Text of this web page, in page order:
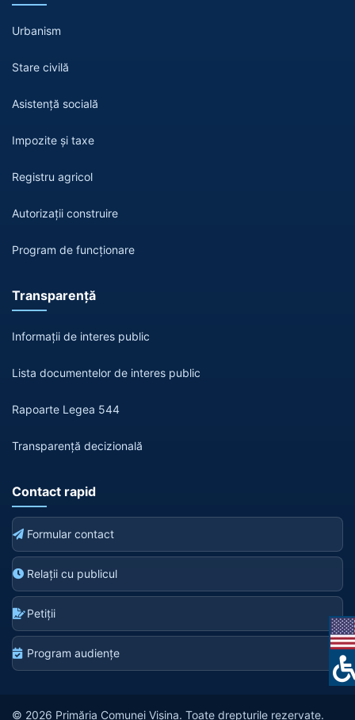
Urbanism
Stare civilă
Asistență socială
Impozite și taxe
Registru agricol
Autorizații construire
Program de funcționare
Transparență
Informații de interes public
Lista documentelor de interes public
Rapoarte Legea 544
Transparență decizională
Contact rapid
Formular contact
Relații cu publicul
Petiții
Program audiențe
© 2026 Primăria Comunei Vișina. Toate drepturile rezervate.